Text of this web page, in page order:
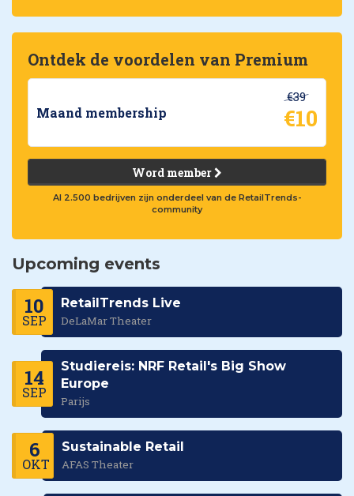
Ontdek de voordelen van Premium
Maand membership
€39
€10
Word member
Al 2.500 bedrijven zijn onderdeel van de RetailTrends-
community
Upcoming events
10
SEP
RetailTrends Live
DeLaMar Theater
14
SEP
Studiereis: NRF Retail's Big Show
Europe
Parijs
6
OKT
Sustainable Retail
AFAS Theater